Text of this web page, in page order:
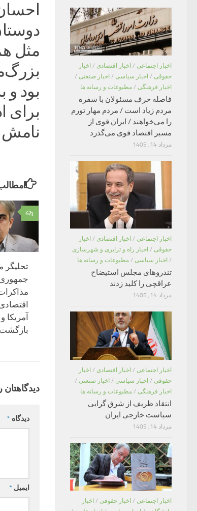
مثل
بود و
برای
نامش
۰
تحلیگر
جمهوری
آمریکا و
دیدگاهتان
دیدگاه *
ایمیل *
اخبار اجتماعی / اخبار اقتصادی / اخبار
حقوقی / اخبار سیاسی / اخبار صنعتی /
اخبار فرهنگی / مطبوعات و رسانه ها
فاصله حرف مسئولان با سفره
مردم زیاد است / مردم مهار تورم
را می‌خواهند / ایران قوی از
مسیر اقتصاد قوی می‌گذرد
مرداد 14, 1405
اخبار اجتماعی / اخبار اقتصادی / اخبار
حقوقی / اخبار راه و ترابری و شهرسازی
/ اخبار سیاسی / مطبوعات و رسانه ها
تندروهای مجلس استیضاح
عراقچی را کلید زدند
مرداد 14, 1405
اخبار اجتماعی / اخبار اقتصادی / اخبار
حقوقی / اخبار سیاسی / اخبار صنعتی /
اخبار فرهنگی / مطبوعات و رسانه ها
انتقاد ظریف از شرق گرایی
سیاست خارجی ایران
مرداد 14, 1405
اخبار اجتماعی / اخبار حقوقی / اخبار